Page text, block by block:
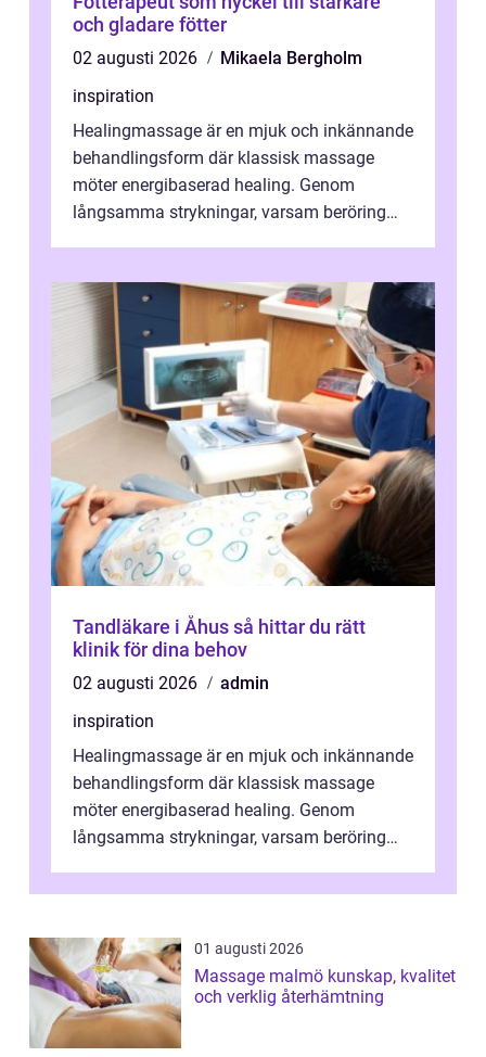
och gladare fötter
02 augusti 2026
Mikaela Bergholm
inspiration
Healingmassage är en mjuk och inkännande
behandlingsform där klassisk massage
möter energibaserad healing. Genom
långsamma strykningar, varsam beröring
Tandläkare i Åhus så hittar du rätt
klinik för dina behov
02 augusti 2026
admin
inspiration
Healingmassage är en mjuk och inkännande
behandlingsform där klassisk massage
möter energibaserad healing. Genom
långsamma strykningar, varsam beröring
nervsys...
01 augusti 2026
Massage malmö kunskap, kvalitet
och verklig återhämtning